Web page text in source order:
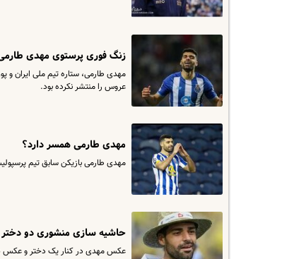
زنگ فوری پرستوی مهدی
مهدی طارمی، ستاره تیم ملی ایران و
عروس را منتشر نکرده بود.
مهدی طارمی همسر دارد؟
مهدی طارمی بازیکن سابق تیم پرسپولیس،
حاشیه سازی منشوری دو
عکس مهدی در کنار یک دختر و عکس